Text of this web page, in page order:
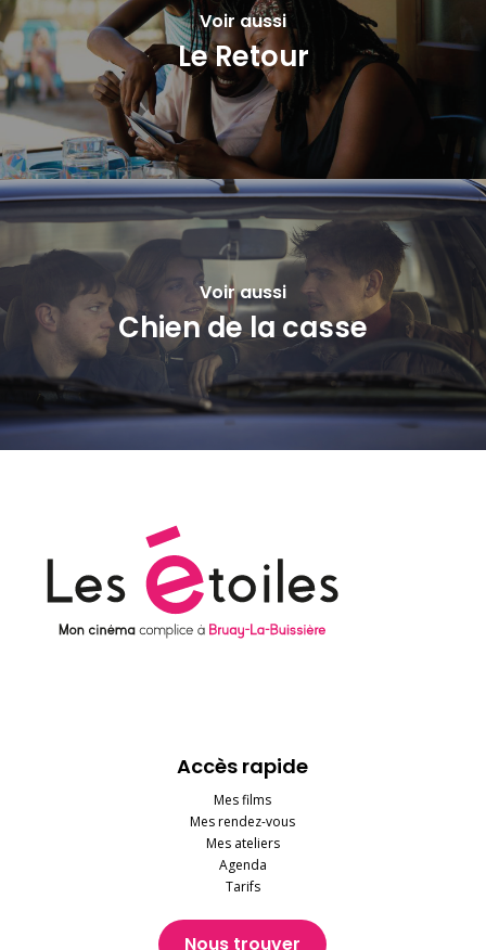
Voir aussi
Le Retour
Voir aussi
Chien de la casse
Accès rapide
Mes films
Mes rendez-vous
Mes ateliers
Agenda
Tarifs
Nous trouver